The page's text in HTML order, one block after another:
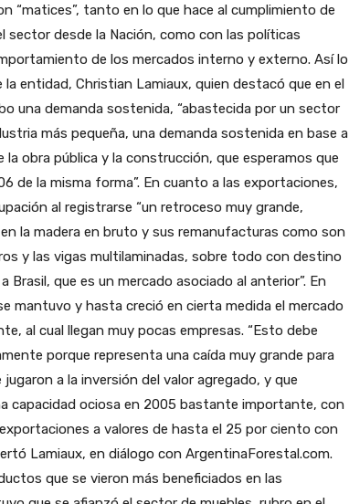
“matices”, tanto en lo que hace al cumplimiento de
sector desde la Nación, como con las políticas
de los mercados interno y externo. Así lo
la entidad, Christian Lamiaux, quien destacó que en el
una demanda sostenida, “abastecida por un sector
más pequeña, una demanda sostenida en base a
la obra pública y la construcción, que esperamos que
de la misma forma”. En cuanto a las exportaciones,
al registrarse “un retroceso muy grande,
la madera en bruto y sus remanufacturas como son
y las vigas multilaminadas, sobre todo con destino
Brasil, que es un mercado asociado al anterior”. En
mantuvo y hasta creció en cierta medida el mercado
al cual llegan muy pocas empresas. “Esto debe
porque representa una caída muy grande para
jugaron a la inversión del valor agregado, y que
capacidad ociosa en 2005 bastante importante, con
a valores de hasta el 25 por ciento con
Lamiaux, en diálogo con ArgentinaForestal.com.
que se vieron más beneficiados en las